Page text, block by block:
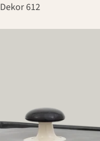
Dekor 612